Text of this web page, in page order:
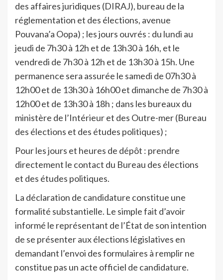
des affaires juridiques (DIRAJ), bureau de la
réglementation et des élections, avenue
Pouvana’a Oopa) ; les jours ouvrés : du lundi au
jeudi de 7h30 à 12h et de 13h30 à 16h, et le
vendredi de 7h30 à 12h et de 13h30 à 15h. Une
permanence sera assurée le samedi de 07h30 à
12h00 et de 13h30 à 16h00 et dimanche de 7h30 à
12h00 et de 13h30 à 18h ; dans les bureaux du
ministère de l’Intérieur et des Outre-mer (Bureau
des élections et des études politiques) ;
Pour les jours et heures de dépôt : prendre
directement le contact du Bureau des élections
et des études politiques.
La déclaration de candidature constitue une
formalité substantielle. Le simple fait d’avoir
informé le représentant de l’État de son intention
de se présenter aux élections législatives en
demandant l’envoi des formulaires à remplir ne
constitue pas un acte officiel de candidature.